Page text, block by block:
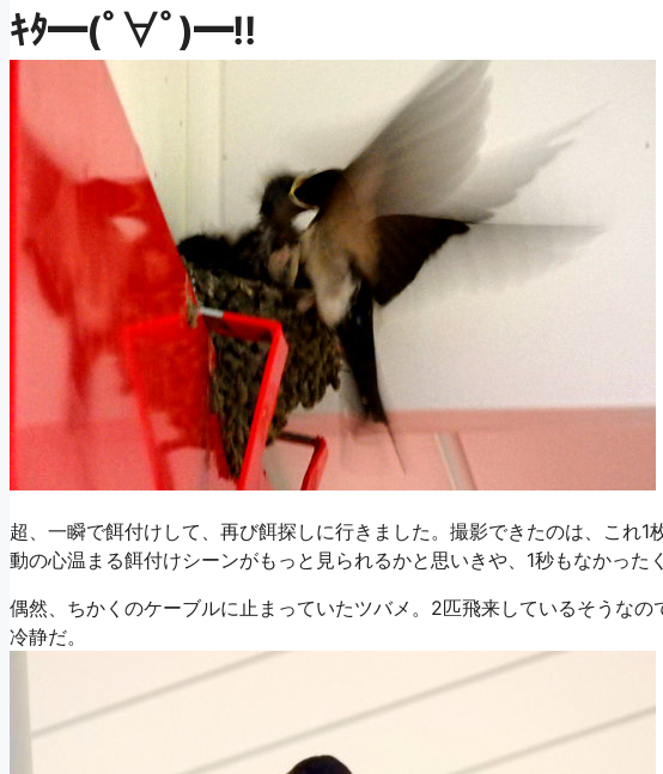
ｷﾀ━(ﾟ∀ﾟ)━!!
超、一瞬で餌付けして、再び餌探しに行きました。撮影できたのは、これ
動の心温まる餌付けシーンがもっと見られるかと思いきや、1秒もなかった
偶然、ちかくのケーブルに止まっていたツバメ。2匹飛来しているそうなの
冷静だ。